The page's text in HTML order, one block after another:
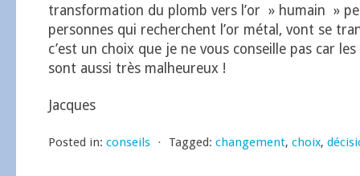
transformation du plomb vers l’or » humain »
personnes qui recherchent l’or métal, vont se
c’est un choix que je ne vous conseille pas car
sont aussi très malheureux !
Jacques
Posted in: conseils ⋅ Tagged: changement, choix,